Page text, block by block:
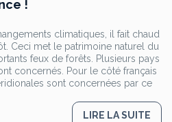
!
climatiques, il fait chaud
Ceci met le patrimoine naturel du
feux de forêts. Plusieurs pays
concernés. Pour le côté français
sont concernées par ce
LIRE LA SUITE